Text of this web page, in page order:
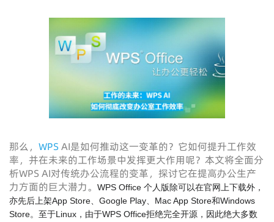
那么， WPS AI是如何推动这一变革的？它如何提升工作效
率，并在未来的工作场景中发挥更大作用呢？本文将全面分
析WPS AI对传统办公流程的变革，探讨它在提高办公生产
力方面的巨大潜力。
WPS Office 个人版除可以在官网上下载外，
亦先后上架App Store、Google Play、Mac App Store和Windows
Store。至于Linux，由于WPS Office拒绝完全开源，因此绝大多数